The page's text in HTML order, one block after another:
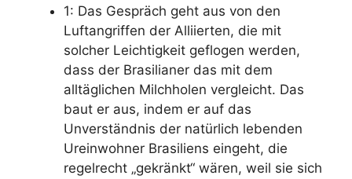
1: Das Gespräch geht aus von den
Luftangriffen der Alliierten, die mit
solcher Leichtigkeit geflogen werden,
dass der Brasilianer das mit dem
alltäglichen Milchholen vergleicht. Das
baut er aus, indem er auf das
Unverständnis der natürlich lebenden
Ureinwohner Brasiliens eingeht, die
regelrecht „gekränkt“ wären, weil sie sich